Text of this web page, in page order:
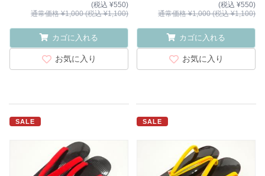
(税込 ¥550)
通常価格 ¥1,000 (税込 ¥1,100)
カゴに入れる
お気に入り
(税込 ¥550)
通常価格 ¥1,000 (税込 ¥1,100)
カゴに入れる
お気に入り
SALE SALE